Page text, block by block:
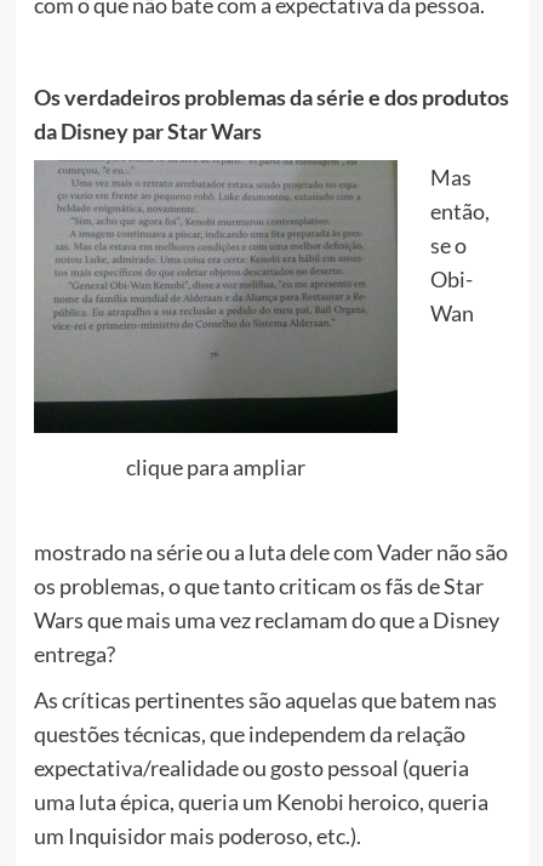
Os verdadeiros problemas da série e dos produtos
da Disney par Star Wars
clique para ampliar
Mas
então,
se o
Obi-
Wan
mostrado na série ou a luta dele com Vader não são
os problemas, o que tanto criticam os fãs de Star
Wars que mais uma vez reclamam do que a Disney
entrega?
As críticas pertinentes são aquelas que batem nas
questões técnicas, que independem da relação
expectativa/realidade ou gosto pessoal (queria
uma luta épica, queria um Kenobi heroico, queria
um Inquisidor mais poderoso, etc.).